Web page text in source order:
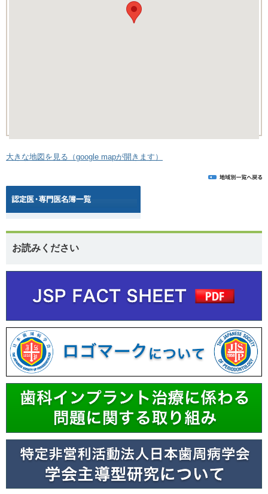
大きな地図を見る（google mapが開きます）
お読みください